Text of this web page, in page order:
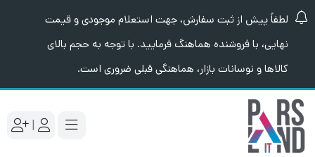
لطفاً پیش از ثبت سفارش، جهت استعلام موجودی و قیمت
نهایی، با فروشنده هماهنگ فرمایید. با توجه به حجم بالای
کالاها و نوسانات بازار، هماهنگی قبلی ضروری است.
|